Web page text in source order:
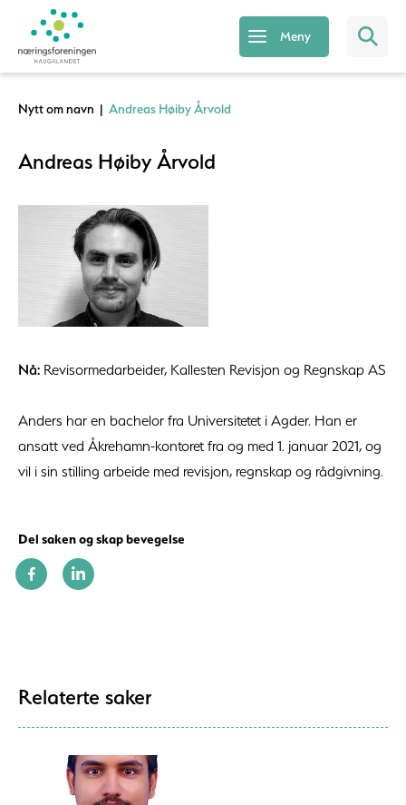
Meny
Nytt om navn | Andreas Høiby Årvold
Andreas Høiby Årvold
Nå: Revisormedarbeider, Kallesten Revisjon og Regnskap AS
Anders har en bachelor fra Universitetet i Agder. Han er
ansatt ved Åkrehamn-kontoret fra og med 1. januar 2021, og
vil i sin stilling arbeide med revisjon, regnskap og rådgivning.
Del saken og skap bevegelse
Relaterte saker